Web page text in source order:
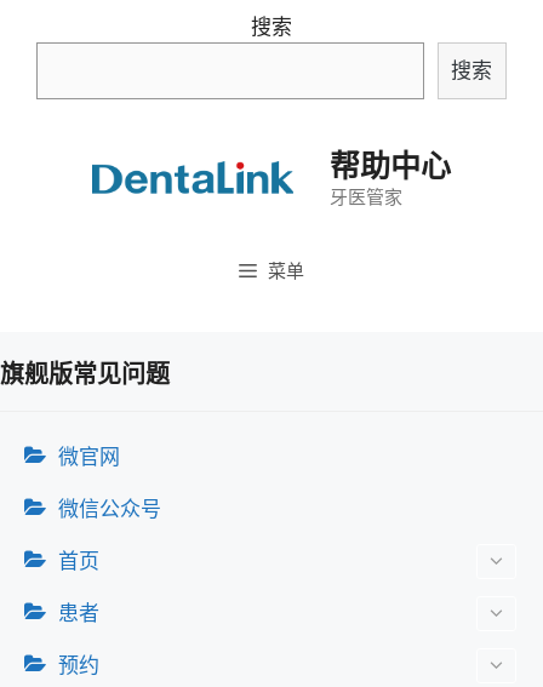
搜索
搜索
帮助中心
牙医管家
菜单
旗舰版常见问题
微官网
微信公众号
首页
患者
预约